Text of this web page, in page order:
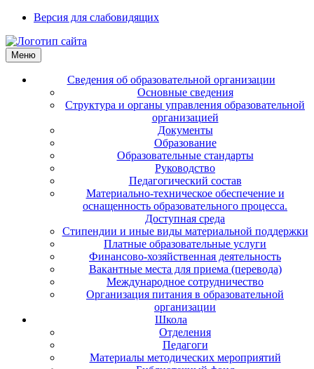
Версия для слабовидящих
Меню
Сведения об образовательной организации
Основные сведения
Структура и органы управления образовательной
организацией
Документы
Образование
Образовательные стандарты
Руководство
Педагогический состав
Материально-техническое обеспечение и
оснащенность образовательного процесса.
Доступная среда
Стипендии и иные виды материальной поддержки
Платные образовательные услуги
Финансово-хозяйственная деятельность
Вакантные места для приема (перевода)
Международное сотрудничество
Организация питания в образовательной
организации
Школа
Отделения
Педагоги
Материалы методических мероприятий